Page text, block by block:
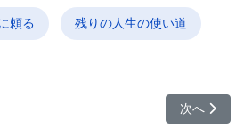
頼る 残りの人生の使い道
をどこで見つけるのか？ 次の記事
次へ